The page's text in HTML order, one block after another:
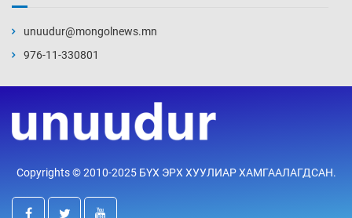
Өчигдөр 13 цаг 00 мин
Өчигдөр 12 цаг 30 мин
үйлчилж буй гэв
Өчигдөр 12 цаг 00 мин
unuudur@mongolnews.mn
976-11-330801
Copyrights © 2010-2025 БҮХ ЭРХ ХУУЛИАР ХАМГААЛАГДСАН.